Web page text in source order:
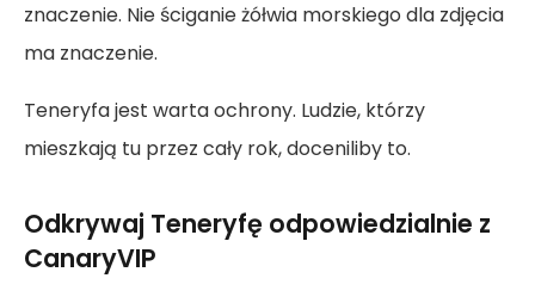
znaczenie. Nie ściganie żółwia morskiego dla zdjęcia
ma znaczenie.
Teneryfa jest warta ochrony. Ludzie, którzy
mieszkają tu przez cały rok, doceniliby to.
Odkrywaj Teneryfę odpowiedzialnie z
CanaryVIP